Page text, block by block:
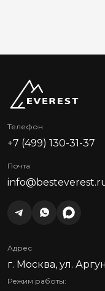
Телефон
+7 (499) 130-31-37
Почта
Адрес
г. Москва, ул.
Режим работы: